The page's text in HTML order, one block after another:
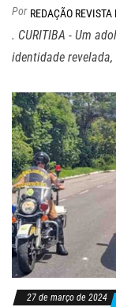
Por REDAÇÃO
. CURITIBA - Um
identidade
27 de março de 2024